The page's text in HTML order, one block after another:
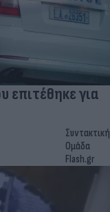
επιτέθηκε για
Συντακτική
Ομάδα
Flash.gr